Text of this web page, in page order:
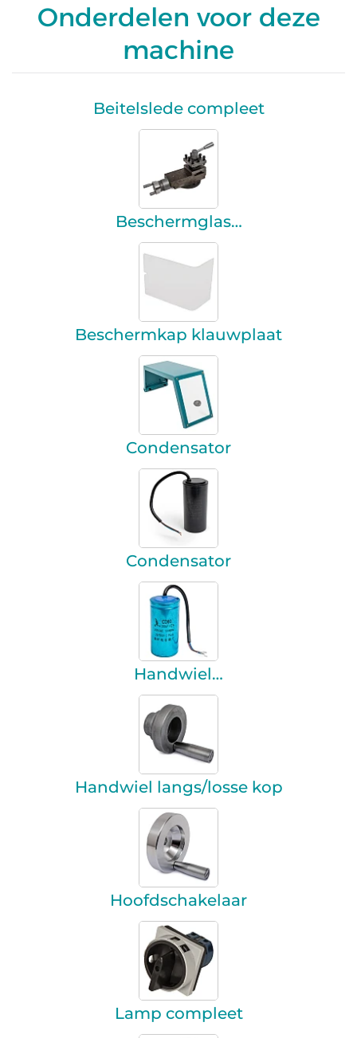
Onderdelen voor deze
machine
Beitelslede compleet
Beschermglas…
Beschermkap klauwplaat
Condensator
Condensator
Handwiel…
Handwiel langs/losse kop
Hoofdschakelaar
Lamp compleet